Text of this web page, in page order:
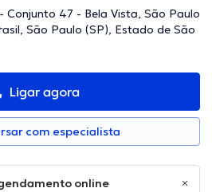
Conjunto 47 - Bela Vista, São Paulo
São Paulo (SP), Estado de São
Ligar agora
com especialista
online